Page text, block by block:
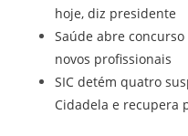
hoje, diz presidente
Saúde abre
novos profissionais
SIC detém quatro
Cidadela e recupera